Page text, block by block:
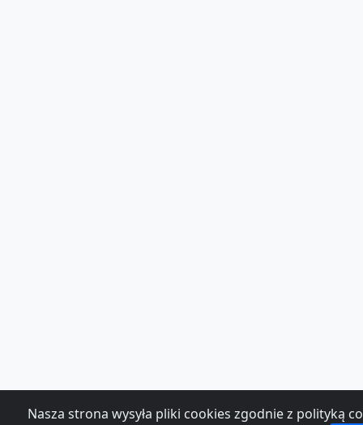
Nasza strona wysyła pliki cookies zgodnie z polityką